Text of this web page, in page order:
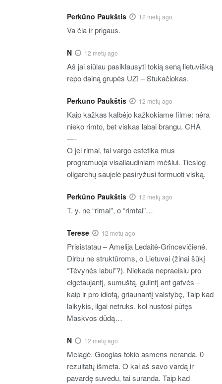
Perkūno Paukštis 12 metų ago
Va čia ir prigaus.
N 12 metų ago
Aš jai siūlau pasiklausyti tokią seną lietuvišką
repo dainą grupės UZI – Stukačiokas.
Perkūno Paukštis 12 metų ago
Kaip kažkas kalbėjo kažkokiame filme: nėra
nieko rimto, bet viskas labai brangu. CHA
—-
O jei rimai, tai vargo estetika mus
programuoja visaliaudiniam mėšlui. Tiesiog
oligarchų saujelė pasiryžusi formuoti viską.
Perkūno Paukštis 12 metų ago
T. y. ne “rimai”, o “rimtai”…
Terese 12 metų ago
Prisistatau – Amelija Ledaitė-Grincevičienė.
Dirbu ne struktūroms, o Lietuvai (žinai šūkį
“Tėvynės labui”?). Niekada nepraeisiu pro
elgetaujantį, sumuštą, gulintį ant gatvės –
kaip ir pro idiotą, griaunantį valstybę, Taip kad
laikykis, ilgai netruks, kol nustosi pūtęs
Maskvos dūdą…
N 12 metų ago
Melagė. Googlas tokio asmens neranda. 0
rezultatų išmeta. O kai aš savo vardą ir
pavardę suvedu, tai suranda. Taip kad